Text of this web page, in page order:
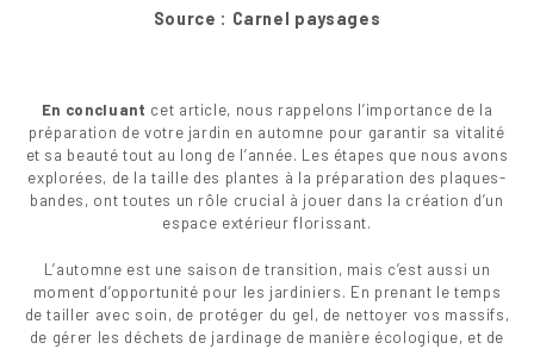
Source : Carnel paysages
En concluant cet article, nous rappelons l’importance de la
préparation de votre jardin en automne pour garantir sa vitalité
et sa beauté tout au long de l’année. Les étapes que nous avons
explorées, de la taille des plantes à la préparation des plaques-
bandes, ont toutes un rôle crucial à jouer dans la création d’un
espace extérieur florissant.
L’automne est une saison de transition, mais c’est aussi un
moment d’opportunité pour les jardiniers. En prenant le temps
de tailler avec soin, de protéger du gel, de nettoyer vos massifs,
de gérer les déchets de jardinage de manière écologique, et de